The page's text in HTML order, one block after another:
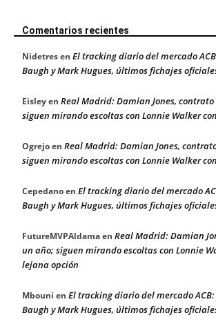
Comentarios recientes
Nidetresen El tracking diario del mercado
Baugh y Mark Hugues, últimos fichajes
Eisleyen Real Madrid: Damian Jones,
siguen mirando escoltas con Lonnie Walker
Ogrejoen Real Madrid: Damian Jones,
siguen mirando escoltas con Lonnie Walker
Cepedanoen El tracking diario del mercado
Baugh y Mark Hugues, últimos fichajes
FutureMVPAldamaen Real Madrid: Damian
un año; siguen mirando escoltas con Lonnie
lejana opción
Mbouni en El tracking diario del mercado ACB:
Baugh y Mark Hugues, últimos fichajes